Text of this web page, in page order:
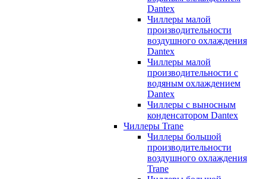
Dantex
Чиллеры малой
производительности
воздушного охлаждения
Dantex
Чиллеры малой
производительности с
водяным охлаждением
Dantex
Чиллеры с выносным
конденсатором Dantex
Чиллеры Trane
Чиллеры большой
производительности
воздушного охлаждения
Trane